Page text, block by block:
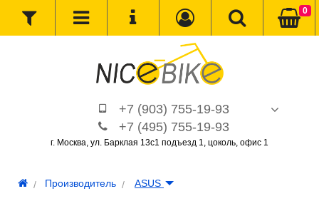
+7 (903) 755-19-93
+7 (495) 755-19-93
г. Москва, ул. Барклая 13с1 подъезд 1, цоколь, офис 1
0
Производитель ASUS